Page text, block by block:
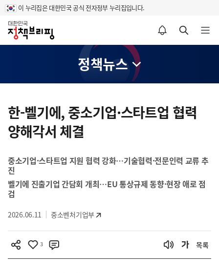
이 누리집은 대한민국 공식 전자정부 누리집입니다.
홈
알림설정 바로가기 검색 바로가기 메뉴 열기
정책뉴스
텐
츠
영
한-벨기에, 중소기업·스타트업 협력
양해각서 체결
중소기업·스타트업 지원 협력 강화…기술협력·전문인력 교류 추
진
벨기에 진출기업 간담회 개최…EU 통상규제 동향·현장 애로 점
검
2026.06.11 중소벤처기업부
3 목록